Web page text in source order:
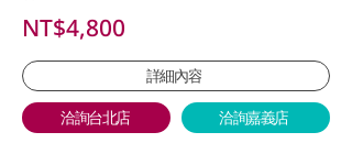
NT$4,800
詳細內容
洽詢台北店 洽詢嘉義店